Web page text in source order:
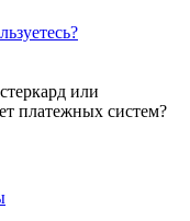
или
платежных систем?